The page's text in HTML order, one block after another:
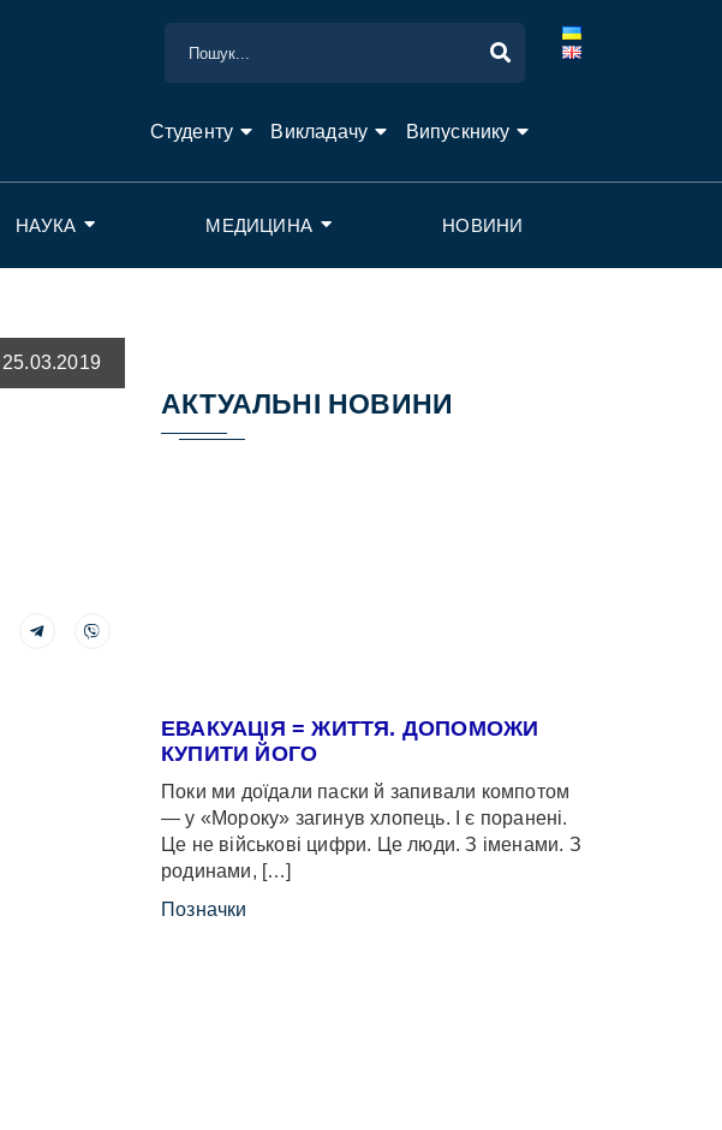
Студенту Викладачу Випускнику
НАУКА МЕДИЦИНА НОВИНИ
25.03.2019
АКТУАЛЬНІ НОВИНИ
ЕВАКУАЦІЯ = ЖИТТЯ. ДОПОМОЖИ
КУПИТИ ЙОГО
Поки ми доїдали паски й запивали компотом
— у «Мороку» загинув хлопець. І є поранені.
Це не військові цифри. Це люди. З іменами. З
родинами, […]
Позначки